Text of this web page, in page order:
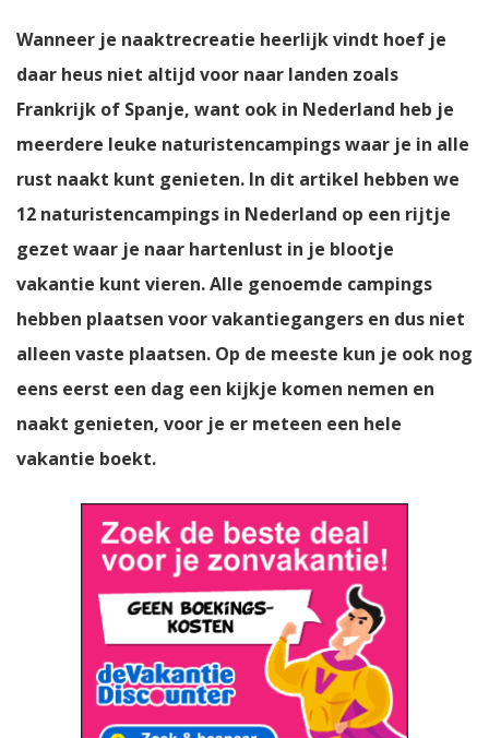
Wanneer je naaktrecreatie heerlijk vindt hoef je
daar heus niet altijd voor naar landen zoals
Frankrijk of Spanje, want ook in Nederland heb je
meerdere leuke naturistencampings waar je in alle
rust naakt kunt genieten. In dit artikel hebben we
12 naturistencampings in Nederland op een rijtje
gezet waar je naar hartenlust in je blootje
vakantie kunt vieren. Alle genoemde campings
hebben plaatsen voor vakantiegangers en dus niet
alleen vaste plaatsen. Op de meeste kun je ook nog
eens eerst een dag een kijkje komen nemen en
naakt genieten, voor je er meteen een hele
vakantie boekt.